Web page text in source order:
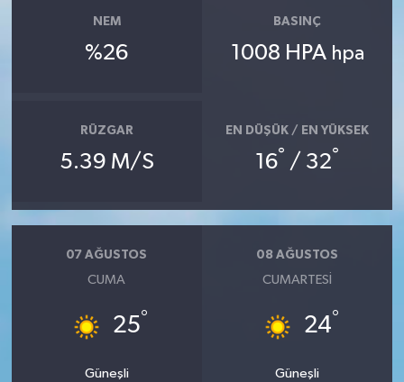
NEM
%26
BASINÇ
1008 HPA hpa
RÜZGAR
5.39 M/S
EN DÜŞÜK / EN YÜKSEK
16° / 32°
07 AĞUSTOS
CUMA
25°
Güneşli
08 AĞUSTOS
CUMARTESI
24°
Güneşli